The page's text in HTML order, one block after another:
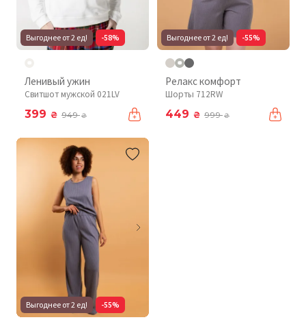
Выгоднее от 2 ед! -58%
Ленивый ужин
Свитшот мужской 021LV
399 ₴ 949₴
Выгоднее от 2 ед! -55%
Релакс комфорт
Шорты 712RW
449 ₴ 999₴
Выгоднее от 2 ед! -55%